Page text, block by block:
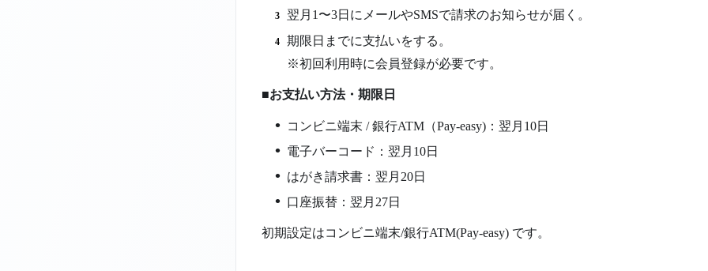
翌月1〜3日にメールやSMSで請求のお知らせが届く。
期限日までに支払いをする。
※初回利用時に会員登録が必要です。
■お支払い方法・期限日
コンビニ端末 / 銀行ATM（Pay-easy)：翌月10日
電子バーコード：翌月10日
はがき請求書：翌月20日
口座振替：翌月27日
初期設定はコンビニ端末/銀行ATM(Pay-easy) です。